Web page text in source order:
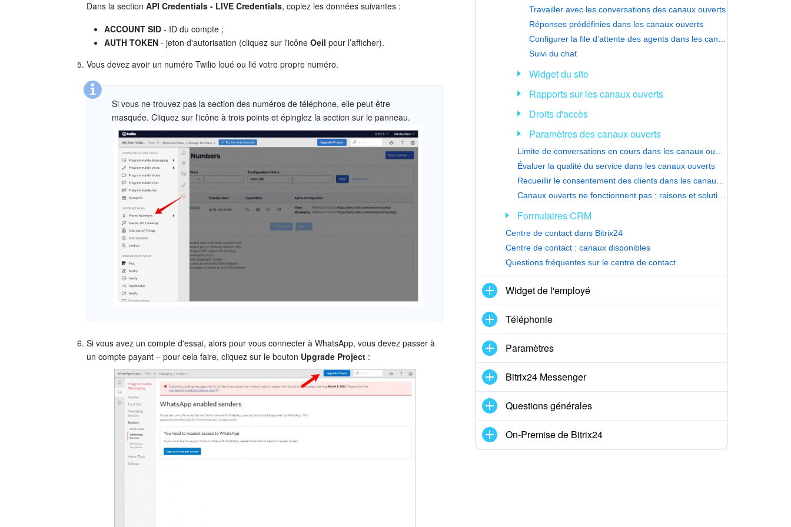
Dans la section API Credentials - LIVE Credentials, copiez les données suivantes :
ACCOUNT SID - ID du compte ;
AUTH TOKEN - jeton d'autorisation (cliquez sur l'icône Oeil pour l’afficher).
Vous devez avoir un numéro Twilio loué ou lié votre propre numéro.
Si vous ne trouvez pas la section des numéros de téléphone, elle peut être
masquée. Cliquez sur l'icône à trois points et épinglez la section sur le panneau.
Si vous avez un compte d'essai, alors pour vous connecter à WhatsApp, vous devez passer à
un compte payant – pour cela faire, cliquez sur le bouton Upgrade Project :
Travailler avec les conversations des canaux ouverts
Réponses prédéfinies dans les canaux ouverts
Suivi du chat
Widget du site
Rapports sur les canaux ouverts
Droits d'accès
Paramètres des canaux ouverts
Évaluer la qualité du service dans les canaux ouverts
Formulaires CRM
Centre de contact dans Bitrix24
Centre de contact : canaux disponibles
Questions fréquentes sur le centre de contact
Widget de l'employé
Téléphonie
Paramètres
Bitrix24 Messenger
Questions générales
On-Premise de Bitrix24